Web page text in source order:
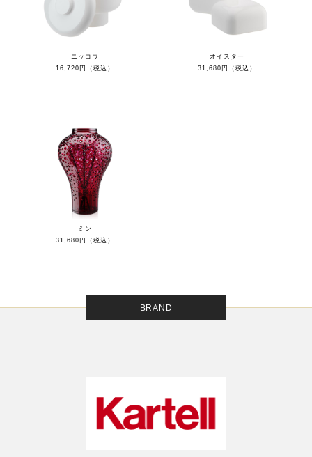
ニッコウ
16,720円（税込）
オイスター
31,680円（税込）
ミン
31,680円（税込）
BRAND